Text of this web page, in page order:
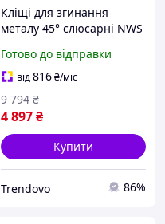
Кліщі для згинання
металу 45° слюсарні NWS
формування країв листа
Готово до відправки
від816₴/міс
4 897₴
9 794 ₴
Купити
Trendovo 86%